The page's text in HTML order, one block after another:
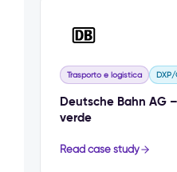
Trasporto e logistica DXP/
Deutsche Bahn AG
verde
Read case study